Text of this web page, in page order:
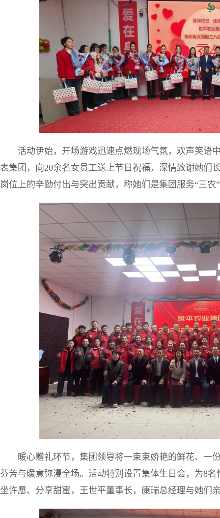
活动伊始，开场游戏迅速点燃现场气氛，欢声笑语
表集团，向20余名女员工送上节日祝福，深情致谢她们
岗位上的辛勤付出与突出贡献，称她们是集团服务“三农
暖心赠礼环节，集团领导将一束束娇艳的鲜花、一
芬芳与暖意弥漫全场。活动特别设置集体生日会，为8
坐许愿、分享甜蜜，王世平董事长，康瑞总经理与她们